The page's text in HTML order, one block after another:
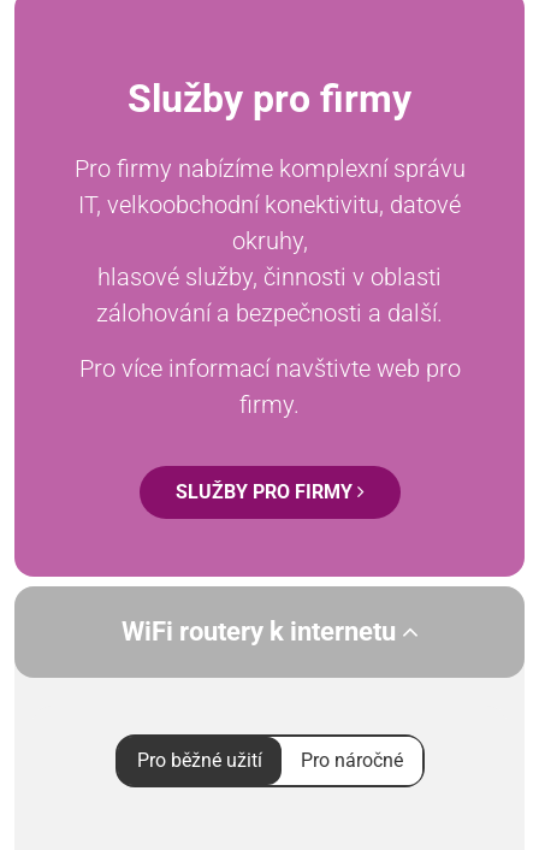
Služby pro firmy
Pro firmy nabízíme komplexní správu
IT, velkoobchodní konektivitu, datové
okruhy,
hlasové služby, činnosti v oblasti
zálohování a bezpečnosti a další.
Pro více informací navštivte web pro
firmy.
SLUŽBY PRO FIRMY
WiFi routery k internetu
Pro běžné užití Pro náročné